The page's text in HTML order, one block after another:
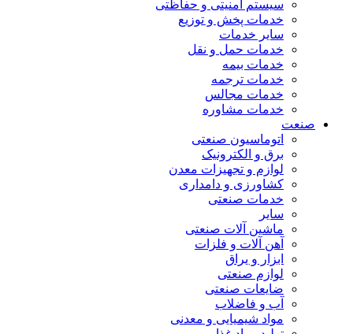
سیستم امنیتی و حفاظتی
خدمات پخش و توزیع
سایر خدمات
خدمات حمل و نقل
خدمات بیمه
خدمات ترجمه
خدمات مجالس
خدمات مشاوره
صنعت
اتوماسیون صنعتی
برق و الکترونیک
لوازم و تجهیزات معدن
کشاورزی و دامداری
خدمات صنعتی
سایر
ماشین آلات صنعتی
آهن آلات و فلزات
ابزار و یراق
لوازم صنعتی
ضایعات صنعتی
آب و فاضلاب
مواد شیمیایی و معدنی